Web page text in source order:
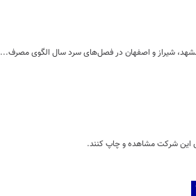
مشهد، شیراز و اصفهان در فصل‌های سرد سال الگوی مصرف...
این شرکت مشاهده و چاپ کنند.